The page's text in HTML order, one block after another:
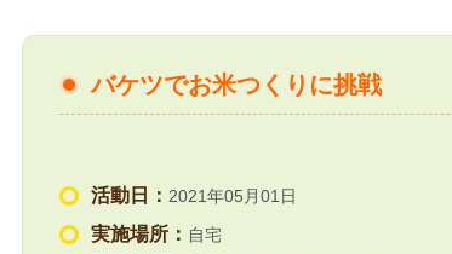
バケツでお米つくりに挑戦
活動日： 2021年05月01日
実施場所： 自宅